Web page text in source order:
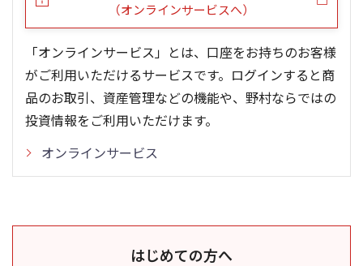
（オンラインサービスへ）
「オンラインサービス」とは、口座をお持ちのお客様
がご利用いただけるサービスです。ログインすると商
品のお取引、資産管理などの機能や、野村ならではの
投資情報をご利用いただけます。
オンラインサービス
はじめての方へ